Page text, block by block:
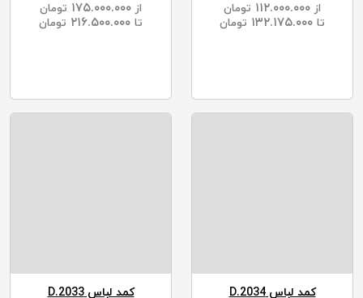
از
تومان
تا
تومان
از
تومان
تا
تومان
کمد لباس D.2034 کمد لباس D.2033